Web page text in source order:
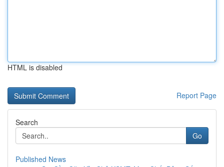
HTML is disabled
Report Page
Search
Go
Published News